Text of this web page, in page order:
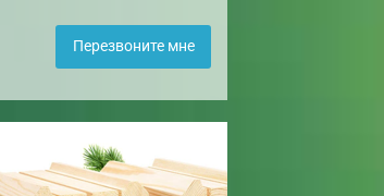
Перезвоните мне